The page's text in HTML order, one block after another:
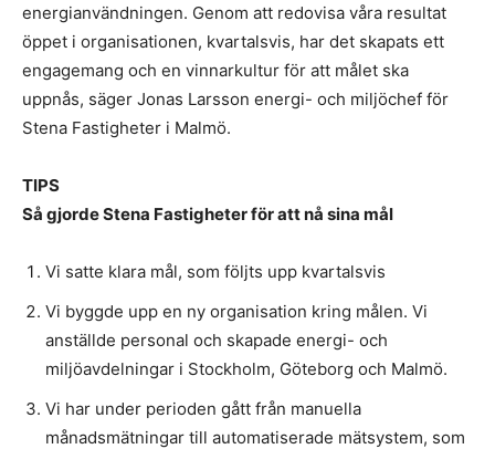
energianvändningen. Genom att redovisa våra resultat
öppet i organisationen, kvartalsvis, har det skapats ett
engagemang och en vinnarkultur för att målet ska
uppnås, säger Jonas Larsson energi- och miljöchef för
Stena Fastigheter i Malmö.
TIPS
Så gjorde Stena Fastigheter för att nå sina mål
Vi satte klara mål, som följts upp kvartalsvis
Vi byggde upp en ny organisation kring målen. Vi
anställde personal och skapade energi- och
miljöavdelningar i Stockholm, Göteborg och Malmö.
Vi har under perioden gått från manuella
månadsmätningar till automatiserade mätsystem, som